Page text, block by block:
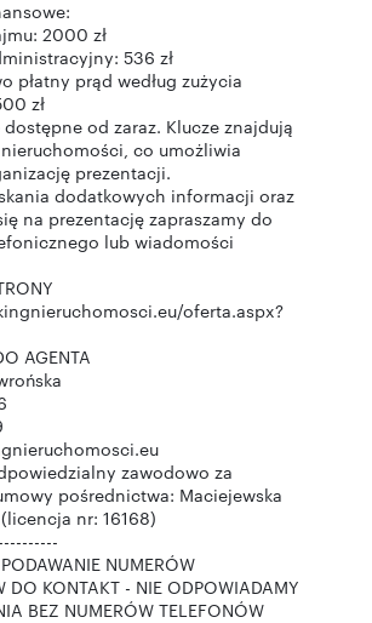
2000 zł
536 zł
płatny prąd według zużycia
zł
dostępne od zaraz. Klucze znajdują
co umożliwia
prezentacji.
dodatkowych informacji oraz
na prezentację zapraszamy do
lub wiadomości
oferta.aspx?
AGENTA
zawodowo za
pośrednictwa: Maciejewska
nr: 16168)
NUMERÓW
DO KONTAKT - NIE ODPOWIADAMY
BEZ NUMERÓW TELEFONÓW